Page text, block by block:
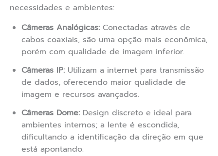
necessidades e ambientes:
Câmeras Analógicas: Conectadas através de
cabos coaxiais, são uma opção mais econômica,
porém com qualidade de imagem inferior.
Câmeras IP: Utilizam a internet para transmissão
de dados, oferecendo maior qualidade de
imagem e recursos avançados.
Câmeras Dome: Design discreto e ideal para
ambientes internos; a lente é escondida,
dificultando a identificação da direção em que
está apontando.